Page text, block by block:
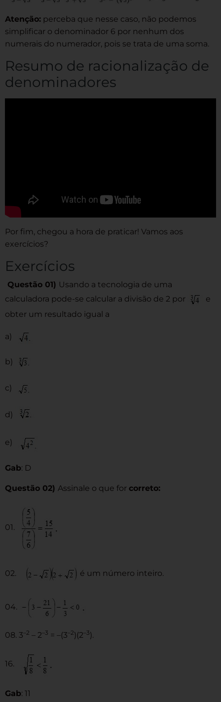
Atenção: perceba que nesse caso, não podemos
simplificar o denominador 6 por nenhum dos
numerais do numerador, pois se trata de uma soma.
Resumo de racionalização de
denominadores
Por fim, chegou a hora de praticar! Vamos aos
exercícios?
Exercícios
Questão 01) Usando a tecnologia de uma
calculadora pode-se calcular a divisão de 2 por
e
obter um resultado igual a
a)
b)
c)
d)
e)
Gab: D
Questão 02) Assinale o que for correto:
01.
02. é um número inteiro.
04.
08. 3–2 – 2–3 = –(3–2)(2–3).
16.
Gab: 11